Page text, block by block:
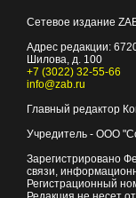
Сетевое издание
Адрес редакции:
Шилова, д. 100
+7 (3022) 32-55-66
info@zab.ru
Главный редактор
Учредитель - ООО
Зарегистрировано
связи,
Регистрационный